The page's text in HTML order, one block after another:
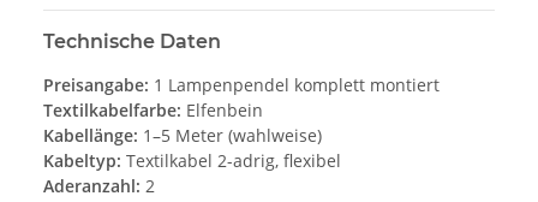
Technische Daten
Preisangabe: 1 Lampenpendel komplett montiert
Textilkabelfarbe: Elfenbein
Kabellänge: 1–5 Meter (wahlweise)
Kabeltyp: Textilkabel 2-adrig, flexibel
Aderanzahl: 2